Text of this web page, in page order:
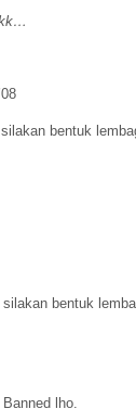
bentuk
bentuk
lho.